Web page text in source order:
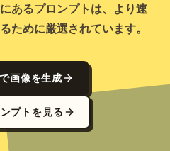
あるプロンプトは、より速
ために厳選されています。
画像を生成
プトを見る